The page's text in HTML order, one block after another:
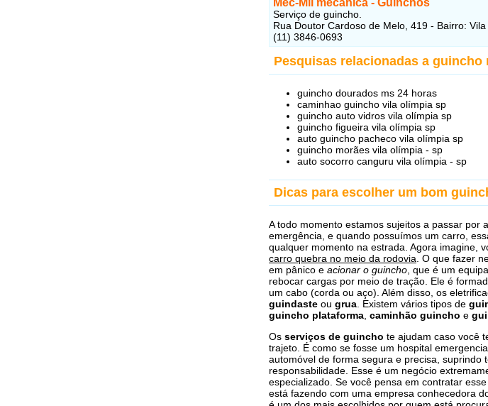
Serviço de guincho.
Rua Doutor Cardoso de Melo, 419 - Bairro:
(11) 3846-0693
Pesquisas relacionadas a
guincho dourados ms 24 horas
caminhao guincho vila olímpia sp
guincho auto vidros vila olímpia sp
guincho figueira vila olímpia sp
auto guincho pacheco vila olímpia sp
guincho morães vila olímpia - sp
auto socorro canguru vila olímpia - sp
Dicas para escolher um bom
A todo momento estamos sujeitos a passar por
emergência, e quando possuímos um carro,
qualquer momento na estrada. Agora imagine,
carro quebra no meio da rodovia . O que fazer
em pânico e acionar o guincho , que é um
rebocar cargas por meio de tração. Ele é
um cabo (corda ou aço). Além disso, os
guindaste ou grua . Existem vários tipos de
guincho plataforma caminhão guincho e
Os serviços de guincho te ajudam caso você
trajeto. É como se fosse um hospital
automóvel de forma segura e precisa, suprindo
responsabilidade. Esse é um negócio
especializado. Se você pensa em contratar
está fazendo com uma empresa conhecedora